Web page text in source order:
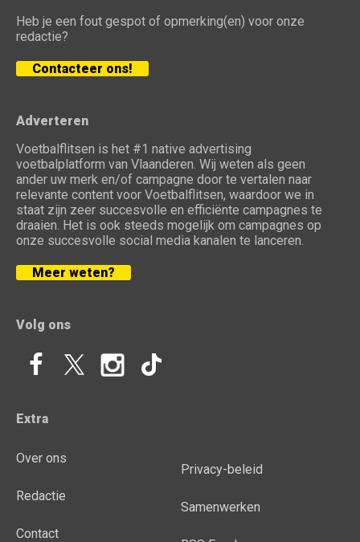
Heb je een fout gespot of opmerking(en) voor onze
redactie?
Contacteer ons!
Adverteren
Voetbalflitsen is het #1 native advertising
voetbalplatform van Vlaanderen. Wij weten als geen
ander uw merk en/of campagne door te vertalen naar
relevante content voor Voetbalflitsen, waardoor we in
staat zijn zeer succesvolle en efficiënte campagnes te
draaien. Het is ook steeds mogelijk om campagnes op
onze succesvolle social media kanalen te lanceren.
Meer weten?
Volg ons
Extra
Over ons
Redactie
Contact
Privacy-beleid
Samenwerken